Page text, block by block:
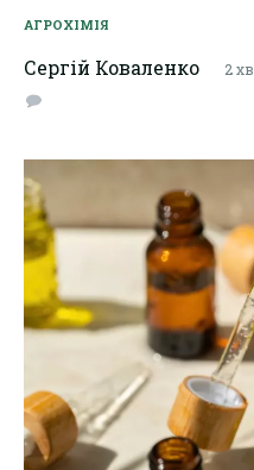
AГРОХІМІЯ
Сергій Коваленко 2